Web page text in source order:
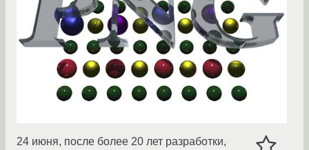
24 июня, после более 20 лет разработки,